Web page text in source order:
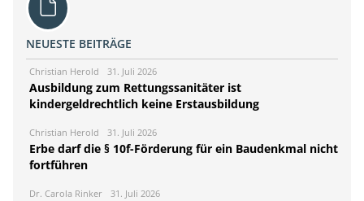
NEUESTE BEITRÄGE
Christian Herold 31. Juli 2026
Ausbildung zum Rettungssanitäter ist
kindergeldrechtlich keine Erstausbildung
Christian Herold 31. Juli 2026
Erbe darf die § 10f-Förderung für ein Baudenkmal nicht
fortführen
Dr. Carola Rinker 31. Juli 2026